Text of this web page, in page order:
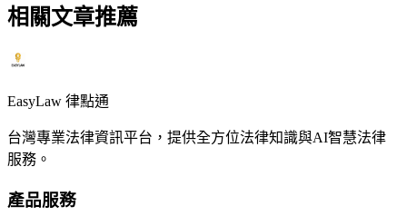
相關文章推薦
EasyLaw 律點通
台灣專業法律資訊平台，提供全方位法律知識與AI智慧法律
服務。
產品服務